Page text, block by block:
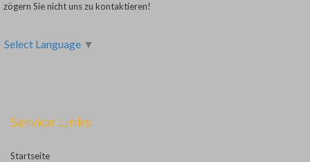
zögern Sie nicht uns zu kontaktieren!
Select Language ▼
Service Links
Startseite